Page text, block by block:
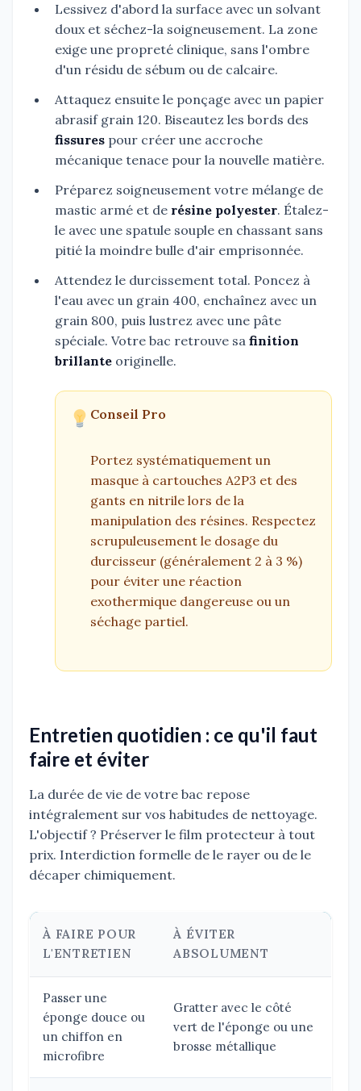
Lessivez d'abord la surface avec un solvant
doux et séchez-la soigneusement. La zone
exige une propreté clinique, sans l'ombre
d'un résidu de sébum ou de calcaire.
Attaquez ensuite le ponçage avec un papier
abrasif grain 120. Biseautez les bords des
fissures pour créer une accroche
mécanique tenace pour la nouvelle matière.
Préparez soigneusement votre mélange de
mastic armé et de résine polyester. Étalez-
le avec une spatule souple en chassant sans
pitié la moindre bulle d'air emprisonnée.
Attendez le durcissement total. Poncez à
l'eau avec un grain 400, enchaînez avec un
grain 800, puis lustrez avec une pâte
spéciale. Votre bac retrouve sa finition
brillante originelle.
Conseil Pro
Portez systématiquement un
masque à cartouches A2P3 et des
gants en nitrile lors de la
manipulation des résines. Respectez
scrupuleusement le dosage du
durcisseur (généralement 2 à 3 %)
pour éviter une réaction
exothermique dangereuse ou un
séchage partiel.
Entretien quotidien : ce qu'il faut
faire et éviter
La durée de vie de votre bac repose
intégralement sur vos habitudes de nettoyage.
L'objectif ? Préserver le film protecteur à tout
prix. Interdiction formelle de le rayer ou de le
décaper chimiquement.
À FAIRE POUR
L'ENTRETIEN
À ÉVITER
ABSOLUMENT
Passer une
éponge douce ou
un chiffon en
microfibre
Gratter avec le côté
vert de l'éponge ou une
brosse métallique